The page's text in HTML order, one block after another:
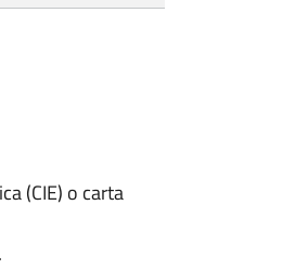
(CIE) o carta